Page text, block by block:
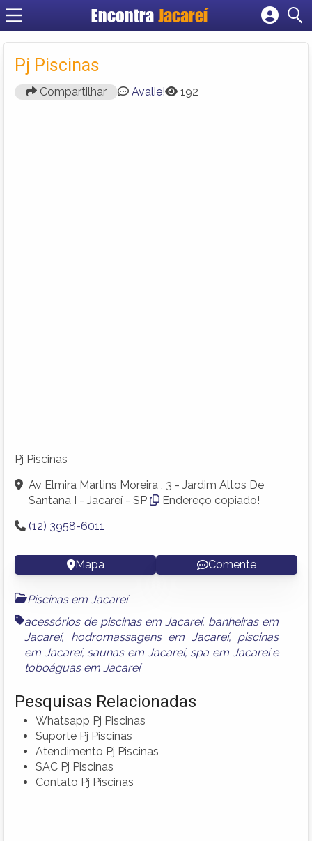
Encontra Jacareí
Cadastrar empresa
Pj Piscinas
Compartilhar Avalie! 192
Pj Piscinas
Av Elmira Martins Moreira , 3 - Jardim Altos De
Santana I - Jacareí - SP
Endereço copiado!
(12) 3958-6011
Mapa Comente
Piscinas em Jacareí
acessórios de piscinas em Jacareí, banheiras em
Jacareí, hodromassagens em Jacareí, piscinas
em Jacareí, saunas em Jacareí, spa em Jacareíe
toboáguas em Jacareí
Pesquisas Relacionadas
Whatsapp Pj Piscinas
Suporte Pj Piscinas
Atendimento Pj Piscinas
SAC Pj Piscinas
Contato Pj Piscinas